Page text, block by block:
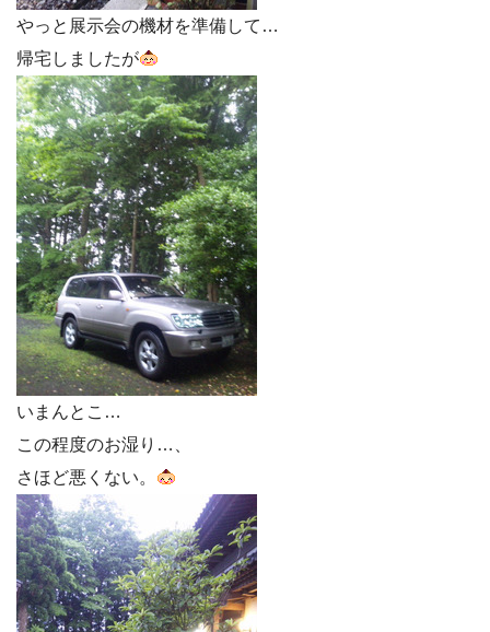
やっと展示会の機材を準備して…
帰宅しましたが
いまんとこ…
この程度のお湿り…、
さほど悪くない。